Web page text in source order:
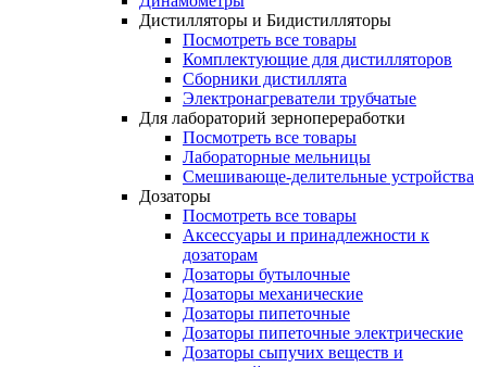
Дистилляторы и Бидистилляторы
Посмотреть все товары
Комплектующие для дистилляторов
Сборники дистиллята
Электронагреватели трубчатые
Для лабораторий зернопереработки
Посмотреть все товары
Лабораторные мельницы
Смешивающе-делительные устройства
Дозаторы
Посмотреть все товары
Аксессуары и принадлежности к
дозаторам
Дозаторы бутылочные
Дозаторы механические
Дозаторы пипеточные
Дозаторы пипеточные электрические
Дозаторы сыпучих веществ и